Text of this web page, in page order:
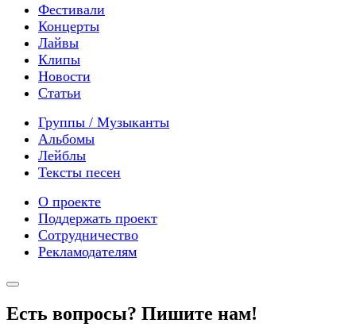
Фестивали
Концерты
Лайвы
Клипы
Новости
Статьи
Группы / Музыканты
Альбомы
Лейблы
Тексты песен
О проекте
Поддержать проект
Сотрудничество
Рекламодателям
Есть вопросы? Пишите нам!